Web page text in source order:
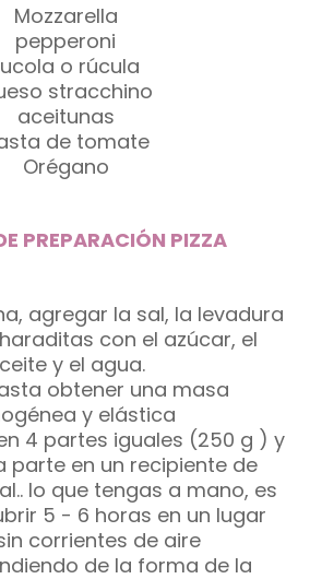
Mozzarella
pepperoni
o rúcula
stracchino
aceitunas
de tomate
Orégano
PREPARACIÓN PIZZA
agregar la sal, la levadura
con el azúcar, el
y el agua.
obtener una masa
y elástica
4 partes iguales (250 g ) y
parte en un recipiente de
lo que tengas a mano, es
5 - 6 horas en un lugar
corrientes de aire
de la forma de la